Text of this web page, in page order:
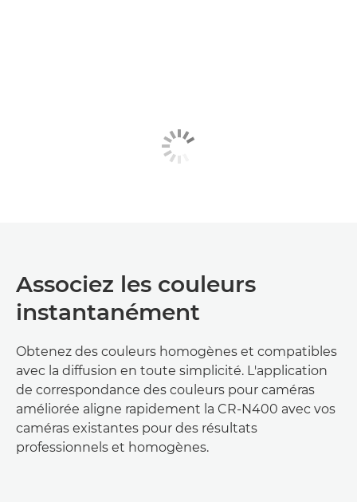
Associez les couleurs
instantanément
Obtenez des couleurs homogènes et compatibles
avec la diffusion en toute simplicité. L'application
de correspondance des couleurs pour caméras
améliorée aligne rapidement la CR-N400 avec vos
caméras existantes pour des résultats
professionnels et homogènes.